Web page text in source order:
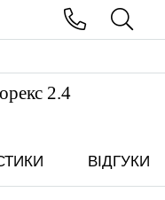
2.4
ВІДГУКИ